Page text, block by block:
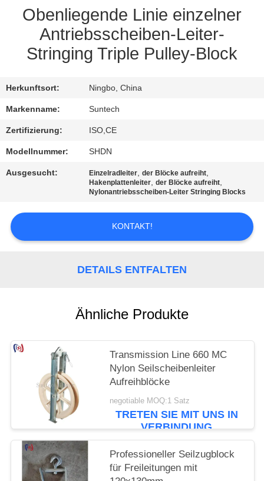
ANGEBOT
SITEMAP
DATENSCHUTZRICHTLINIE
Obenliegende Linie einzelner
Antriebsscheiben-Leiter-
Stringing Triple Pulley-Block
Herkunftsort: Ningbo, China
Markenname: Suntech
Zertifizierung: ISO,CE
Modellnummer: SHDN
Ausgesucht: Einzelradleiter,der Blöcke aufreiht,
Hakenplattenleiter,der Blöcke aufreiht,
Nylonantriebsscheiben-Leiter Stringing Blocks
KONTAKT!
DETAILS ENTFALTEN
Ähnliche Produkte
Transmission Line 660 MC
Nylon Seilscheibenleiter
Aufreihblöcke
negotiable MOQ:1 Satz
TRETEN SIE MIT UNS IN
VERBINDUNG
Professioneller Seilzugblock
für Freileitungen mit